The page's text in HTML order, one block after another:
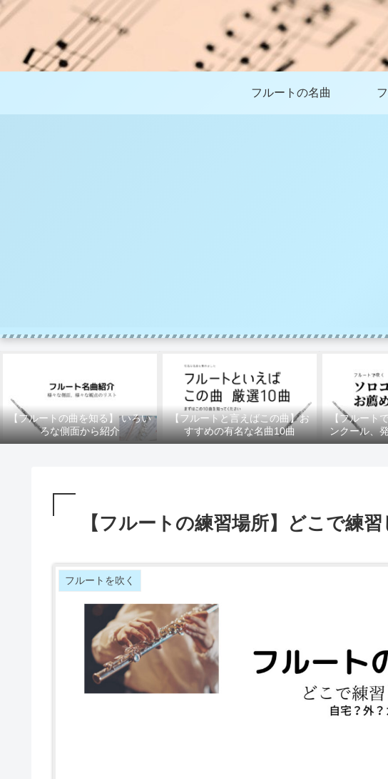
フルートの名曲
【フルートの曲を知る】 いろい
ろな側面から紹介
【フルートと言えばこの曲】お
すすめの有名な名曲10曲
【フルート
ンクール、
【フルートの練習場所】どこで練
フルートを吹く